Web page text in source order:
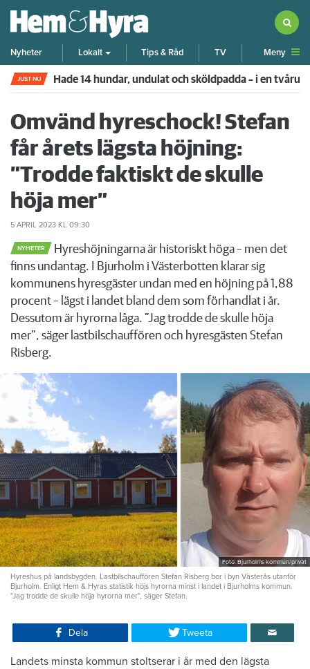
Nyheter Lokalt Tips & Råd TV Meny
JUST NU Hade 14 hundar, undulat och sköldpadda – i en
Omvänd hyreschock! Stefan
får årets lägsta höjning:
”Trodde faktiskt de skulle
höja mer”
5 APRIL 2023 KL 09:30
NYHETER
Hyreshöjningarna är historiskt höga – men det
finns undantag. I Bjurholm i Västerbotten klarar sig
kommunens hyresgäster undan med en höjning på 1,88
procent – lägst i landet bland dem som förhandlat i år.
Dessutom är hyrorna låga. ”Jag trodde de skulle höja
mer”, säger lastbilschauffören och hyresgästen Stefan
Risberg.
Foto: Bjurholms kommun/privat
Hyreshus på landsbygden. Lastbilschauffören Stefan Risberg bor i byn Västerås utanför
Bjurholm. Enligt Hem & Hyras statistik höjs hyrorna minst i landet i Bjurholms kommun.
"Jag trodde de skulle höja hyrorna mer", säger Stefan.
Dela Tweeta
Landets minsta kommun stoltserar i år med den lägsta